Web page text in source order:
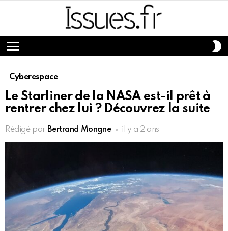
Menu
Cyberespace
Le Starliner de la NASA est-il prêt à
rentrer chez lui ? Découvrez la suite
Rédigé par Bertrand Mongne il y a 2 ans